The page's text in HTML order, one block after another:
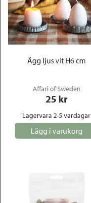
Ägg ljus vit H6 cm
Affari of Sweden
25 kr
Lagervara 2-5 vardagar
Lägg i varukorg